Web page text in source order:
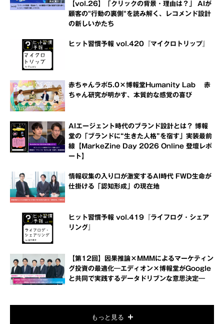
【vol.26】「クリックの背景・理由は？」 AIが
顧客の"行動の裏側"を読み解く、レコメンド設計
の新しいかたち
ヒット習慣予報 vol.420『マイクロトリップ』
赤ちゃんラボ5.0×博報堂Humanity Lab 赤
ちゃん研究が明かす、本質的な感覚の喜び
AIエージェント時代のブランド設計とは？ 博報
堂の「ブランドに“生きた人格”を宿す」実装最前
線【MarkeZine Day 2026 Online 登壇レポ
ート】
情報収集の入り口が激変するAI時代 FWD生命が
仕掛ける「認知形成」の現在地
ヒット習慣予報 vol.419『ライフログ・シェア
リング』
【第12回】因果推論×MMMによるマーケティン
グ投資の最適化―エディオン×博報堂がGoogle
と共同で実践するデータドリブンな意思決定―
もっと見る